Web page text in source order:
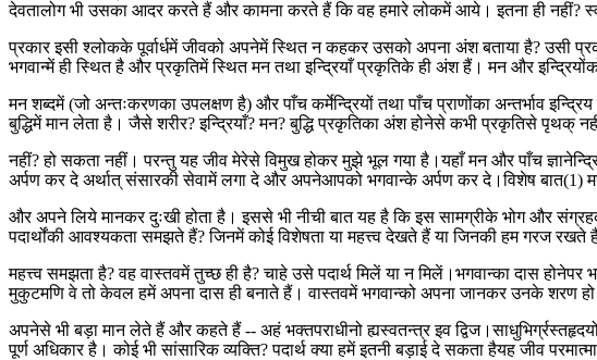
देवतालोग भी उसका आदर करते हैं और कामना करते हैं कि वह हमारे लोकमें आये। इतना ही नहीं?
प्रकार इसी श्लोकके पूर्वार्धमें जीवको अपनेमें स्थित न कहकर उसको अपना अंश बताया है? उसी
भगवान्में ही स्थित है और प्रकृतिमें स्थित मन तथा इन्द्रियाँ प्रकृतिके ही अंश हैं। मन और
मन शब्दमें (जो अन्तःकरणका उपलक्षण है) और पाँच कर्मेन्द्रियों तथा पाँच प्राणोंका अन्तर्भाव
बुद्धिमें मान लेता है। जैसे शरीर? इन्द्रियाँ? मन? बुद्धि प्रकृतिका अंश होनेसे कभी प्रकृतिसे पृथक्
नहीं? हो सकता नहीं। परन्तु यह जीव मेरेसे विमुख होकर मुझे भूल गया है।यहाँ मन और पाँच
अर्पण कर दे अर्थात् संसारकी सेवामें लगा दे और अपनेआपको भगवान्के अर्पण कर दे।विशेष बात(1)
और अपने लिये मानकर दुःखी होता है। इससे भी नीची बात यह है कि इस सामग्रीके भोग और
पदार्थोंकी आवश्यकता समझते हैं? जिनमें कोई विशेषता या महत्त्व देखते हैं या जिनकी हम गरज
महत्त्व समझता है? वह वास्तवमें तुच्छ ही है? चाहे उसे पदार्थ मिलें या न मिलें।भगवान्का दास
मुकुटमणि वे तो केवल हमें अपना दास ही बनाते हैं। वास्तवमें भगवान्को अपना जानकर उनके शरण
अपनेसे भी बड़ा मान लेते हैं और कहते हैं -- अहं भक्तपराधीनो ह्यस्वतन्त्र इव
पूर्ण अधिकार है। कोई भी सांसारिक व्यक्ति? पदार्थ क्या हमें इतनी बड़ाई दे सकता हैयह जीव